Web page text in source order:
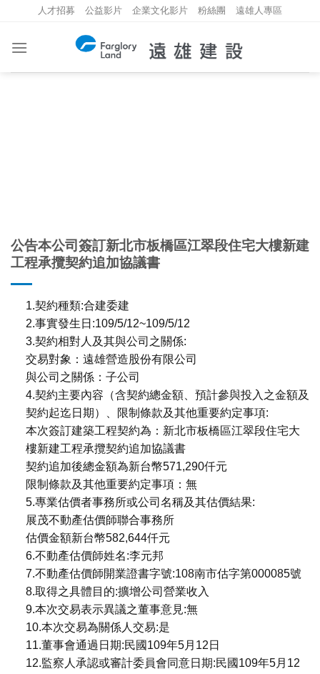
content
人才招募 公益影片 企業文化影片 粉絲團 遠雄人專區
公告本公司簽訂新北市板橋區江翠段住宅大樓新建
工程承攬契約追加協議書
1.契約種類:合建委建
2.事實發生日:109/5/12~109/5/12
3.契約相對人及其與公司之關係:
交易對象：遠雄營造股份有限公司
與公司之關係：子公司
4.契約主要內容（含契約總金額、預計參與投入之金額及
契約起迄日期）、限制條款及其他重要約定事項:
本次簽訂建築工程契約為：新北市板橋區江翠段住宅大
樓新建工程承攬契約追加協議書
契約追加後總金額為新台幣571,290仟元
限制條款及其他重要約定事項：無
5.專業估價者事務所或公司名稱及其估價結果:
展茂不動產估價師聯合事務所
估價金額新台幣582,644仟元
6.不動產估價師姓名:李元邦
7.不動產估價師開業證書字號:108南市估字第000085號
8.取得之具體目的:擴增公司營業收入
9.本次交易表示異議之董事意見:無
10.本次交易為關係人交易:是
11.董事會通過日期:民國109年5月12日
12.監察人承認或審計委員會同意日期:民國109年5月12